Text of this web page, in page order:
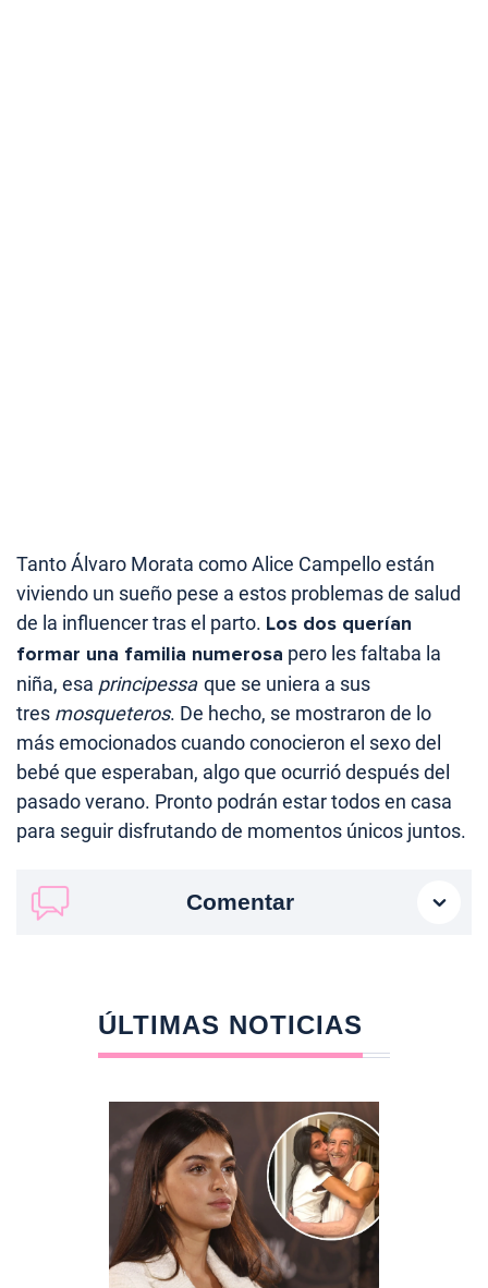
Tanto Álvaro Morata como Alice Campello están
viviendo un sueño pese a estos problemas de salud
de la influencer tras el parto. Los dos querían
formar una familia numerosa pero les faltaba la
niña, esa principessa que se uniera a sus
tres mosqueteros. De hecho, se mostraron de lo
más emocionados cuando conocieron el sexo del
bebé que esperaban, algo que ocurrió después del
pasado verano. Pronto podrán estar todos en casa
para seguir disfrutando de momentos únicos juntos.
Comentar
ÚLTIMAS NOTICIAS